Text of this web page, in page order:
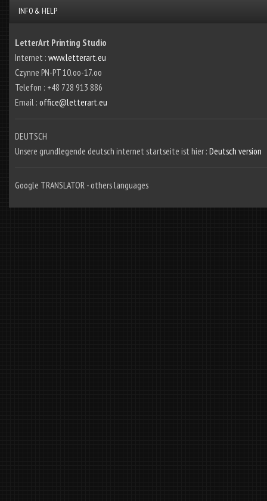
INFO & HELP
LetterArt Printing Studio
Internet : www.letterart.eu
Czynne PN-PT 10.oo-17.oo
Telefon : +48 728 913 886
Email : office@letterart.eu
DEUTSCH
Unsere grundlegende deutsch internet startseite ist hier : Deutsch version
Google TRANSLATOR - others languages